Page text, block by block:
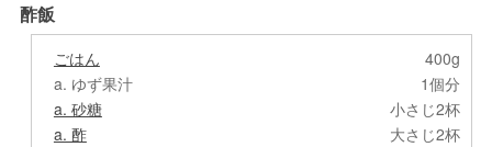
酢飯
ごはん
400g
a. ゆず果汁
1個分
a. 砂糖
小さじ2杯
a. 酢
大さじ2杯